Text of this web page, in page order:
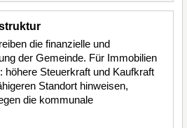
die finanzielle und
der Gemeinde. Für Immobilien
höhere Steuerkraft und Kaufkraft
Standort hinweisen,
die kommunale